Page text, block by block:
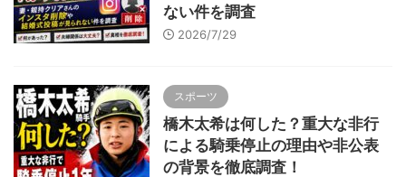
ない件を調査
2026/7/29
スポーツ
橋木太希は何した？重大な非行
による騎乗停止の理由や非公表
の背景を徹底調査！